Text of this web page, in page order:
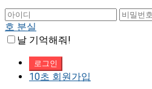
호 분실
날 기억해줘!
10초 회원가입